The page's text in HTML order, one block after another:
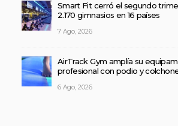
Smart Fit cerró el segundo
2.170 gimnasios en 16 países
7 Ago, 2026
AirTrack Gym amplía su
profesional con podio y
6 Ago, 2026